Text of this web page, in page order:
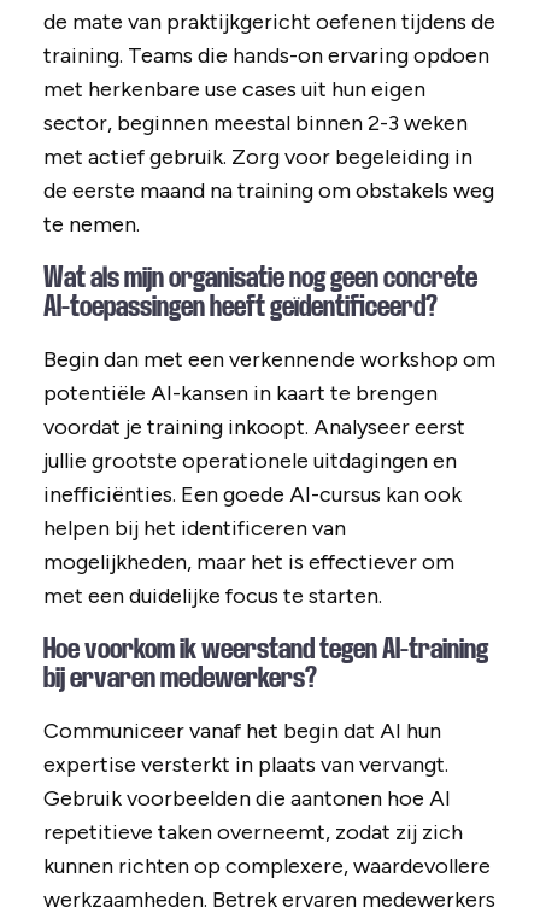
de mate van praktijkgericht oefenen tijdens de
training. Teams die hands-on ervaring opdoen
met herkenbare use cases uit hun eigen
sector, beginnen meestal binnen 2-3 weken
met actief gebruik. Zorg voor begeleiding in
de eerste maand na training om obstakels weg
te nemen.
Wat als mijn organisatie nog geen concrete
AI-toepassingen heeft geïdentificeerd?
Begin dan met een verkennende workshop om
potentiële AI-kansen in kaart te brengen
voordat je training inkoopt. Analyseer eerst
jullie grootste operationele uitdagingen en
inefficiënties. Een goede AI-cursus kan ook
helpen bij het identificeren van
mogelijkheden, maar het is effectiever om
met een duidelijke focus te starten.
Hoe voorkom ik weerstand tegen AI-training
bij ervaren medewerkers?
Communiceer vanaf het begin dat AI hun
expertise versterkt in plaats van vervangt.
Gebruik voorbeelden die aantonen hoe AI
repetitieve taken overneemt, zodat zij zich
kunnen richten op complexere, waardevollere
werkzaamheden. Betrek ervaren medewerkers